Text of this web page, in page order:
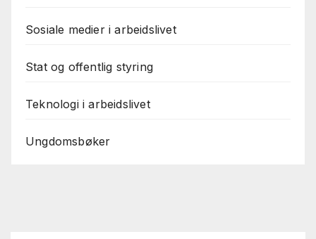
Sosiale medier i arbeidslivet
Stat og offentlig styring
Teknologi i arbeidslivet
Ungdomsbøker